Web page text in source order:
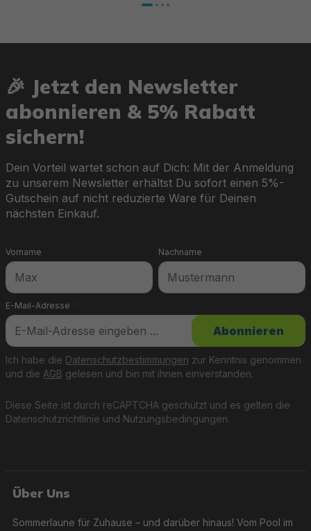
🎉 Jetzt den Newsletter
abonnieren & 5% Rabatt
sichern!
Dein Vorteil wartet schon auf Dich: Mit der Anmeldung
zu unserem Newsletter erhältst Du sofort einen 5%-
Gutschein auf nicht reduzierte Ware für Deinen
nächsten Einkauf.
E-Mail-Adresse *
Vorname Nachname
Diese Seite ist durch reCAPTCHA geschützt und es gelten die
Datenschutzrichtlinie und Nutzungsbedingungen.
Ich habe die Datenschutzbestimmungen zur Kenntnis genommen
und die AGB gelesen und bin mit ihnen einverstanden.
Abonnieren
Über Uns
Sommerlaune für Zuhause – und darüber hinaus! Vom Pool im